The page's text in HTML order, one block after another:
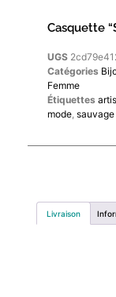
Casquette
UGS
Catégories
Femme
Étiquettes
mode sauvage
Livraison